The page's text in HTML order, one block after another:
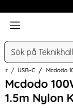
Meny
Sök
USB-C Mcdodo
Mcdodo
1.5m Nylon
Hoppa
över
Bilder